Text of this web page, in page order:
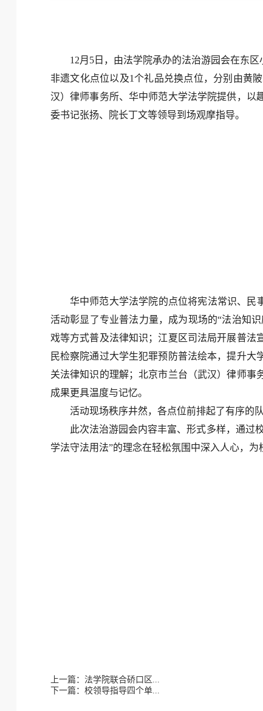
12月5日，由法学院承办的法治游园会在东
非遗文化点位以及1个礼品兑换点位，分别由黄
汉）律师事务所、华中师范大学法学院提供，以
委书记张扬、院长丁文等领导到场观摩指导。
华中师范大学法学院的点位将宪法常识、民
活动彰显了专业普法力量，成为现场的“法治知
戏等方式普及法律知识；江夏区司法局开展普法
民检察院通过大学生犯罪预防普法绘本，提升
关法律知识的理解；北京市兰台（武汉）律师
成果更具温度与记忆。
活动现场秩序井然，各点位前排起了有序的
此次法治游园会内容丰富、形式多样，通过
学法守法用法”的理念在轻松氛围中深入人心，为
上一篇：法学院联合硚口区...
下一篇：校领导指导四个单...